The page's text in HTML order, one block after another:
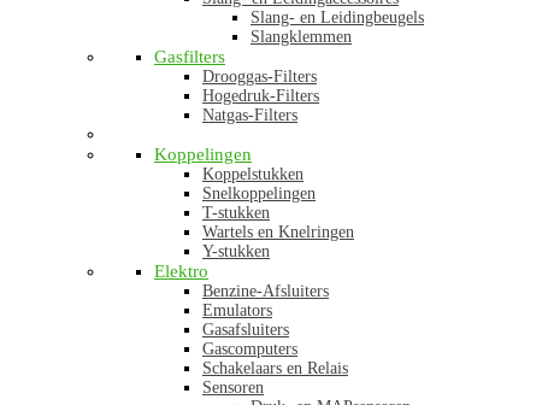
Slang- en Leidingbeugels
Slangklemmen
Gasfilters
Drooggas-Filters
Hogedruk-Filters
Natgas-Filters
Koppelingen
Koppelstukken
Snelkoppelingen
T-stukken
Wartels en Knelringen
Y-stukken
Elektro
Benzine-Afsluiters
Emulators
Gasafsluiters
Gascomputers
Schakelaars en Relais
Sensoren